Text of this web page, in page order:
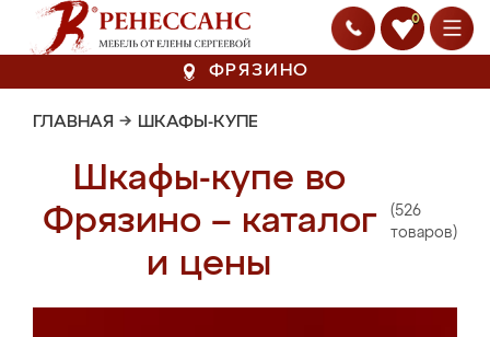
0
ФРЯЗИНО
ГЛАВНАЯ → ШКАФЫ-КУПЕ
Шкафы-купе во
Фрязино – каталог
и цены
(526
товаров)